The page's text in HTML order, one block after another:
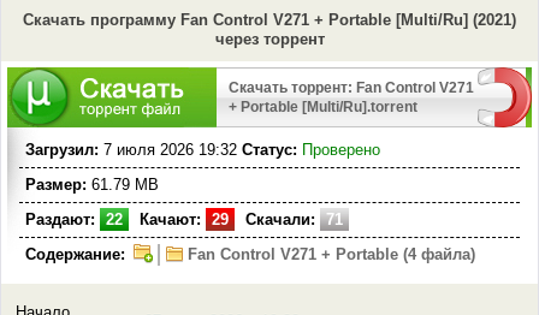
Скачать программу Fan Control V271 + Portable [Multi/Ru] (2021)
через торрент
Скачать торрент: Fan Control V271
+ Portable [Multi/Ru].torrent
Загрузил: 7 июля 2026 19:32 Статус: Проверено
Размер: 61.79 MB
Раздают:
22 Качают: 29 Скачали:
71
Содержание:
Fan Control V271 + Portable (4 файла)